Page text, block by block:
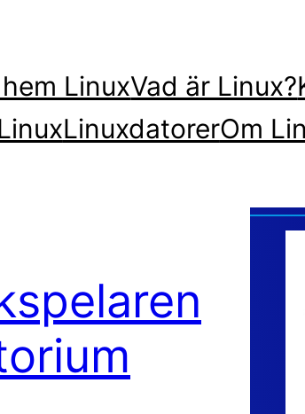
LinuxVad är Linux?
LinuxdatorerOm